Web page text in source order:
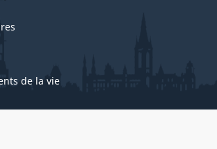
de la vie